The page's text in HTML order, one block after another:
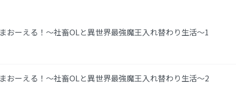
まおーえる！～社畜OLと異世界最強魔王入れ替わり生活～1
まおーえる！～社畜OLと異世界最強魔王入れ替わり生活～2